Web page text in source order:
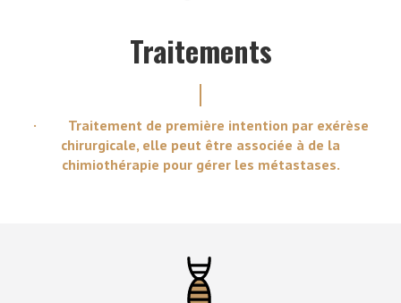
Traitements
· Traitement de première intention par exérèse
chirurgicale, elle peut être associée à de la
chimiothérapie pour gérer les métastases.